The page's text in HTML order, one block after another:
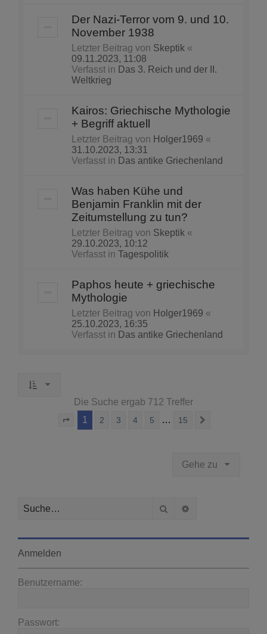
Der Nazi-Terror vom 9. und 10.
November 1938
Letzter Beitrag von Skeptik «
09.11.2023, 11:08
Verfasst in Das 3. Reich und der II.
Weltkrieg
Kairos: Griechische Mythologie
+ Begriff aktuell
Letzter Beitrag von Holger1969 «
31.10.2023, 13:31
Verfasst in Das antike Griechenland
Was haben Kühe und
Benjamin Franklin mit der
Zeitumstellung zu tun?
Letzter Beitrag von Skeptik «
29.10.2023, 10:12
Verfasst in Tagespolitik
Paphos heute + griechische
Mythologie
Letzter Beitrag von Holger1969 «
25.10.2023, 16:35
Verfasst in Das antike Griechenland
Die Suche ergab 712 Treffer
Seite von 15
1 2 3 4 5 … 15
Gehe zu
Suche
Anmelden
Benutzername:
Passwort: